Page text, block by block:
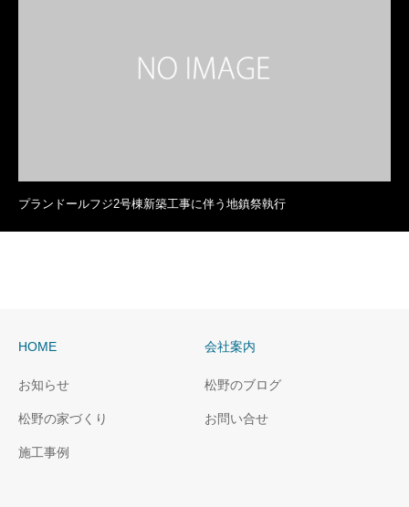
プランドールフジ2号棟新築工事に伴う地鎮祭執行
HOME
お知らせ
松野の家づくり
施工事例
会社案内
松野のブログ
お問い合せ